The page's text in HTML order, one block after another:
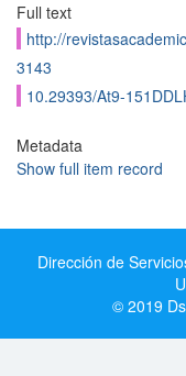
Full text
http://
3143
10.29393/At9-
Metadata
Show full item record
Dirección de
© 2019